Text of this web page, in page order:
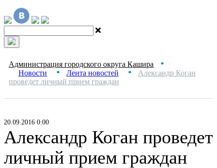
Администрация городского округа Кашира ■
Новости ■ Лента новостей ■
Александр Коган
проведет личный прием граждан
20.09.2016 0:00
Александр Коган проведет
личный прием граждан